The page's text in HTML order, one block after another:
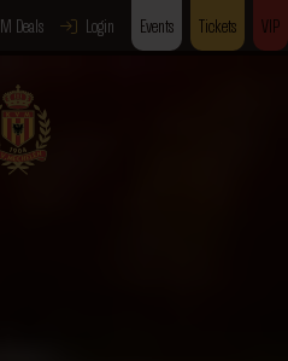
Deals Login Events Tickets VIP